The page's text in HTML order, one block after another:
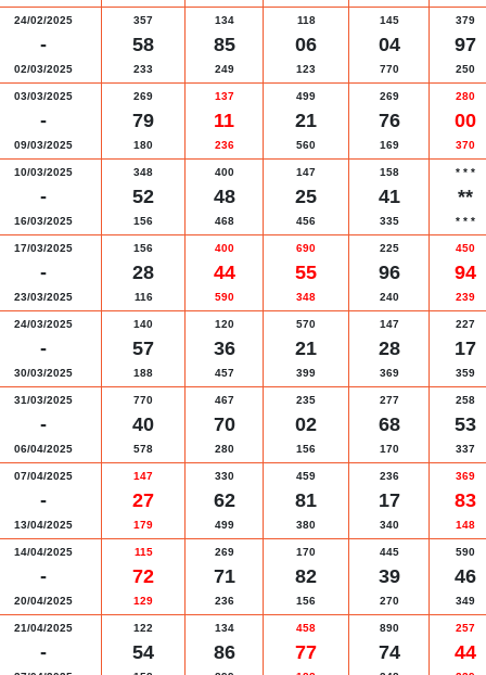
24/02/2025
-
02/03/2025
357
58
233
134
85
249
118
06
123
145
04
770
379
97
250
03/03/2025
-
09/03/2025
269
79
180
137
11
236
499
21
560
269
76
169
280
00
370
10/03/2025
-
16/03/2025
348
52
156
400
48
468
147
25
456
158
41
335
* * *
**
* * *
17/03/2025
-
23/03/2025
156
28
116
400
44
590
690
55
348
225
96
240
450
94
239
24/03/2025
-
30/03/2025
140
57
188
120
36
457
570
21
399
147
28
369
227
17
359
31/03/2025
-
06/04/2025
770
40
578
467
70
280
235
02
156
277
68
170
258
53
337
07/04/2025
-
13/04/2025
147
27
179
330
62
499
459
81
380
236
17
340
369
83
148
14/04/2025
-
20/04/2025
115
72
129
269
71
236
170
82
156
445
39
270
590
46
349
21/04/2025
-
122
54
134
86
458
77
890
74
257
44